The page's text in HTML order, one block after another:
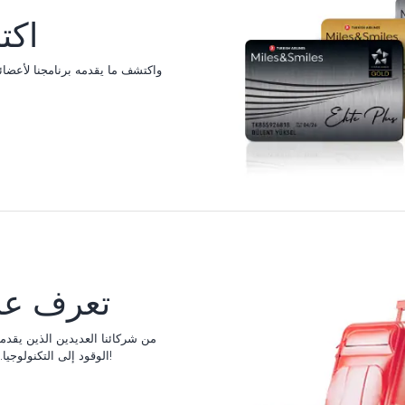
تعرف
الوقود إلى التكنولوجيا. تعرف على المزيد عن شركاء برنامجنا وما يقدمونه!